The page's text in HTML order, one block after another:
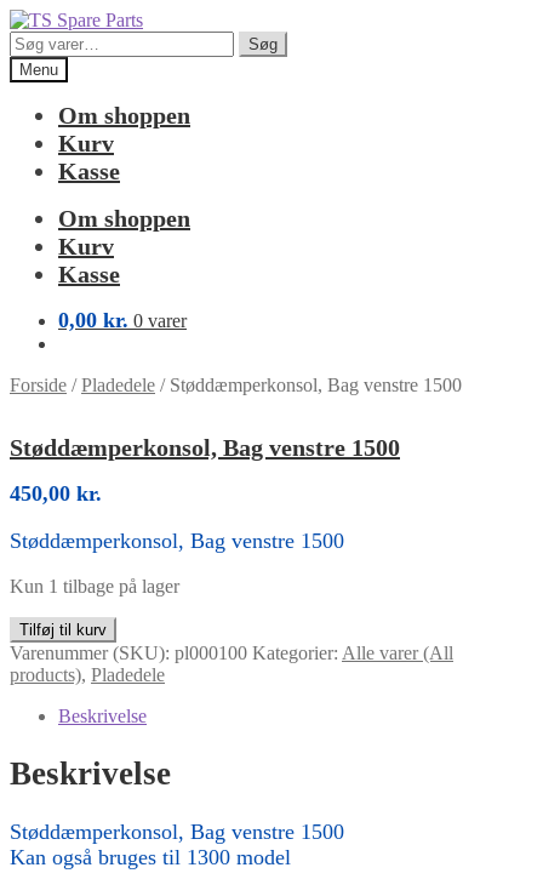
Spring
til
navigation
Spring
til
indhold
Søg
efter:
Søg
Menu
Om shoppen
Kurv
Kasse
Om shoppen
Kurv
Kasse
0,00 kr. 0 varer
Forside /Pladedele / Støddæmperkonsol, Bag venstre 1500
Støddæmperkonsol, Bag venstre 1500
450,00 kr.
Støddæmperkonsol, Bag venstre 1500
Kun 1 tilbage på lager
Støddæmperkonsol,
Bag
venstre
1500
antal
Tilføj til kurv
Varenummer (SKU): pl000100 Kategorier: Alle varer (All
products), Pladedele
Beskrivelse
Beskrivelse
Støddæmperkonsol, Bag venstre 1500
Kan også bruges til 1300 model